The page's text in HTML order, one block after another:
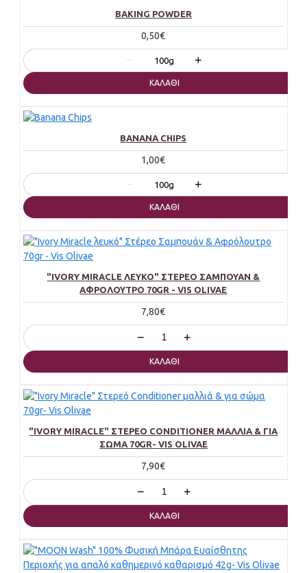
BAKING POWDER
0,50€
− 100g +
ΚΑΛΆΘΙ
BANANA CHIPS
1,00€
− 100g +
ΚΑΛΆΘΙ
"IVORY MIRACLE ΛΕΥΚΌ" ΣΤΈΡΕΟ ΣΑΜΠΟΥΆΝ &
ΑΦΡΌΛΟΥΤΡΟ 70GR - VIS OLIVAE
7,80€
− +
ΚΑΛΆΘΙ
"IVORY MIRACLE" ΣΤΕΡΕΌ CONDITIONER ΜΑΛΛΙΆ & ΓΙΑ
ΣΏΜΑ 70GR- VIS OLIVAE
7,90€
− +
ΚΑΛΆΘΙ